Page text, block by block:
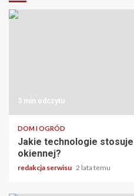
3 min odczytu
DOM I OGRÓD
Jakie technologie
okiennej?
redakcja serwisu 2 lata temu